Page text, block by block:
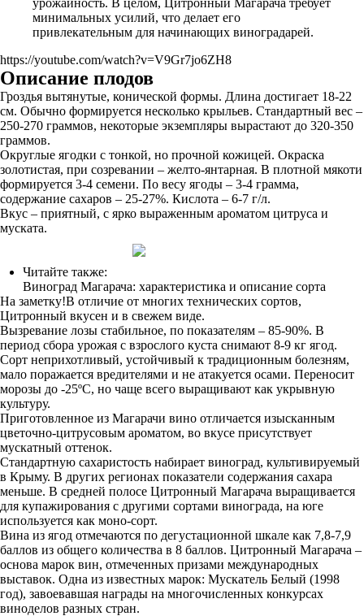
урожайность. В целом, Цитронный Магарача требует
минимальных усилий, что делает его
привлекательным для начинающих виноградарей.
https://youtube.com/watch?v=V9Gr7jo6ZH8
Описание плодов
Гроздья вытянутые, конической формы. Длина достигает 18-22
см. Обычно формируется несколько крыльев. Стандартный вес –
250-270 граммов, некоторые экземпляры вырастают до 320-350
граммов.
Округлые ягодки с тонкой, но прочной кожицей. Окраска
золотистая, при созревании – желто-янтарная. В плотной мякоти
формируется 3-4 семени. По весу ягоды – 3-4 грамма,
содержание сахаров – 25-27%. Кислота – 6-7 г/л.
Вкус – приятный, с ярко выраженным ароматом цитруса и
муската.
Читайте также:
Виноград Магарача: характеристика и описание сорта
На заметку!В отличие от многих технических сортов,
Цитронный вкусен и в свежем виде.
Вызревание лозы стабильное, по показателям – 85-90%. В
период сбора урожая с взрослого куста снимают 8-9 кг ягод.
Сорт неприхотливый, устойчивый к традиционным болезням,
мало поражается вредителями и не атакуется осами. Переносит
морозы до -25ºC, но чаще всего выращивают как укрывную
культуру.
Приготовленное из Магарачи вино отличается изысканным
цветочно-цитрусовым ароматом, во вкусе присутствует
мускатный оттенок.
Стандартную сахаристость набирает виноград, культивируемый
в Крыму. В других регионах показатели содержания сахара
меньше. В средней полосе Цитронный Магарача выращивается
для купажирования с другими сортами винограда, на юге
используется как моно-сорт.
Вина из ягод отмечаются по дегустационной шкале как 7,8-7,9
баллов из общего количества в 8 баллов. Цитронный Магарача –
основа марок вин, отмеченных призами международных
выставок. Одна из известных марок: Мускатель Белый (1998
год), завоевавшая награды на многочисленных конкурсах
виноделов разных стран.